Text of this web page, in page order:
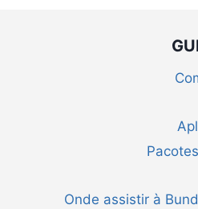
Onde assistir à